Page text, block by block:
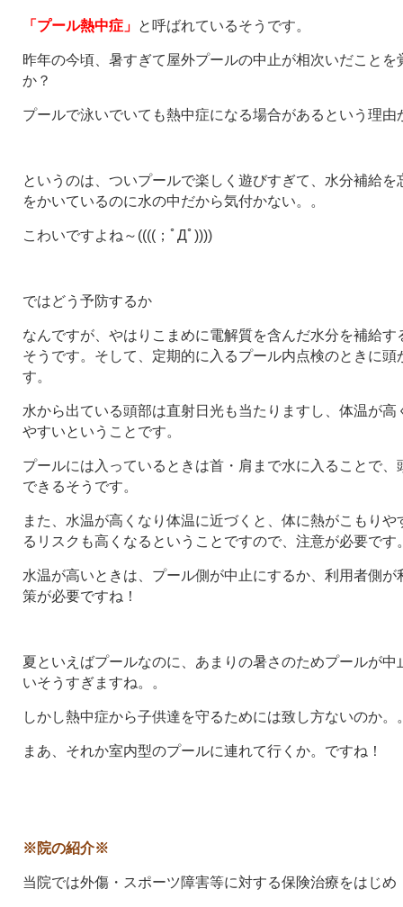
「プール熱中症」 と呼ばれているそうです。
昨年の今頃、暑すぎて屋外プールの中止が相次いだことを
か？
プールで泳いでいても熱中症になる場合があるという理由
というのは、ついプールで楽しく遊びすぎて、水分補給を
をかいているのに水の中だから気付かない。。
こわいですよね～((((；ﾟДﾟ))))
ではどう予防するか
なんですが、やはりこまめに電解質を含んだ水分を補給す
そうです。そして、定期的に入るプール内点検のときに頭
す。
水から出ている頭部は直射日光も当たりますし、体温が高
やすいということです。
プールには入っているときは首・肩まで水に入ることで、
できるそうです。
また、水温が高くなり体温に近づくと、体に熱がこもり
るリスクも高くなるということですので、注意が必要です
水温が高いときは、プール側が中止にするか、利用者側が
策が必要ですね！
夏といえばプールなのに、あまりの暑さのためプールが中
いそうすぎますね。。
しかし熱中症から子供達を守るためには致し方ないのか。
まあ、それか室内型のプールに連れて行くか。ですね！
※院の紹介※
当院では外傷・スポーツ障害等に対する保険治療をはじめ